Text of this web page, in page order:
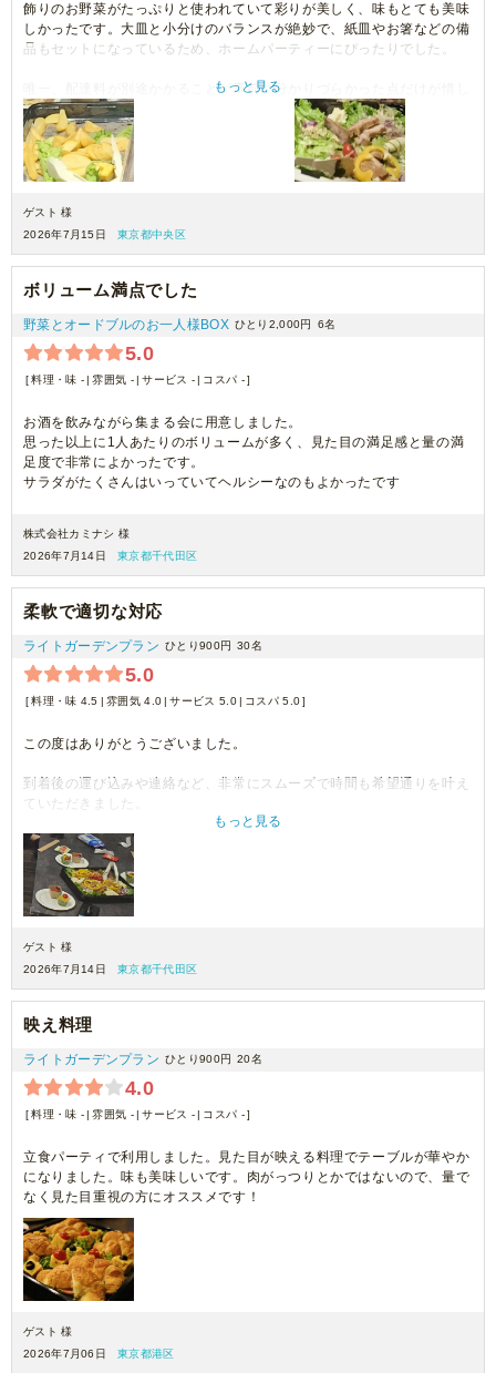
飾りのお野菜がたっぷりと使われていて彩りが美しく、味もとても美味
しかったです。大皿と小分けのバランスが絶妙で、紙皿やお箸などの備
品もセットになっているため、ホームパーティーにぴったりでした。
唯一、配達料が別途かかることが事前に分かりづらかった点だけが惜し
く、マイナス0.5点としています。それ以外は大大満足なので、また利
用したいです！
もっと見る
ゲスト 様
2026年7月15日
東京都中央区
ボリューム満点でした
野菜とオードブルのお一人様BOX ひとり2,000円 6名
5.0
料理・味 - 雰囲気 - サービス - コスパ -
お酒を飲みながら集まる会に用意しました。
思った以上に1人あたりのボリュームが多く、見た目の満足感と量の満
足度で非常によかったです。
サラダがたくさんはいっていてヘルシーなのもよかったです
株式会社カミナシ 様
2026年7月14日
東京都千代田区
柔軟で適切な対応
ライトガーデンプラン ひとり900円 30名
5.0
料理・味 4.5 雰囲気 4.0 サービス 5.0 コスパ 5.0
この度はありがとうございました。
到着後の運び込みや連絡など、非常にスムーズで時間も希望通りを叶え
ていただきました。
料理も美味しく、会も盛り上がりました。
機会がありましたらまた是非お願いさせていただきたいと思います。
もっと見る
ゲスト 様
2026年7月14日
東京都千代田区
映え料理
ライトガーデンプラン ひとり900円 20名
4.0
料理・味 - 雰囲気 - サービス - コスパ -
立食パーティで利用しました。見た目が映える料理でテーブルが華やか
になりました。味も美味しいです。肉がっつりとかではないので、量で
なく見た目重視の方にオススメです！
ゲスト 様
2026年7月06日
東京都港区